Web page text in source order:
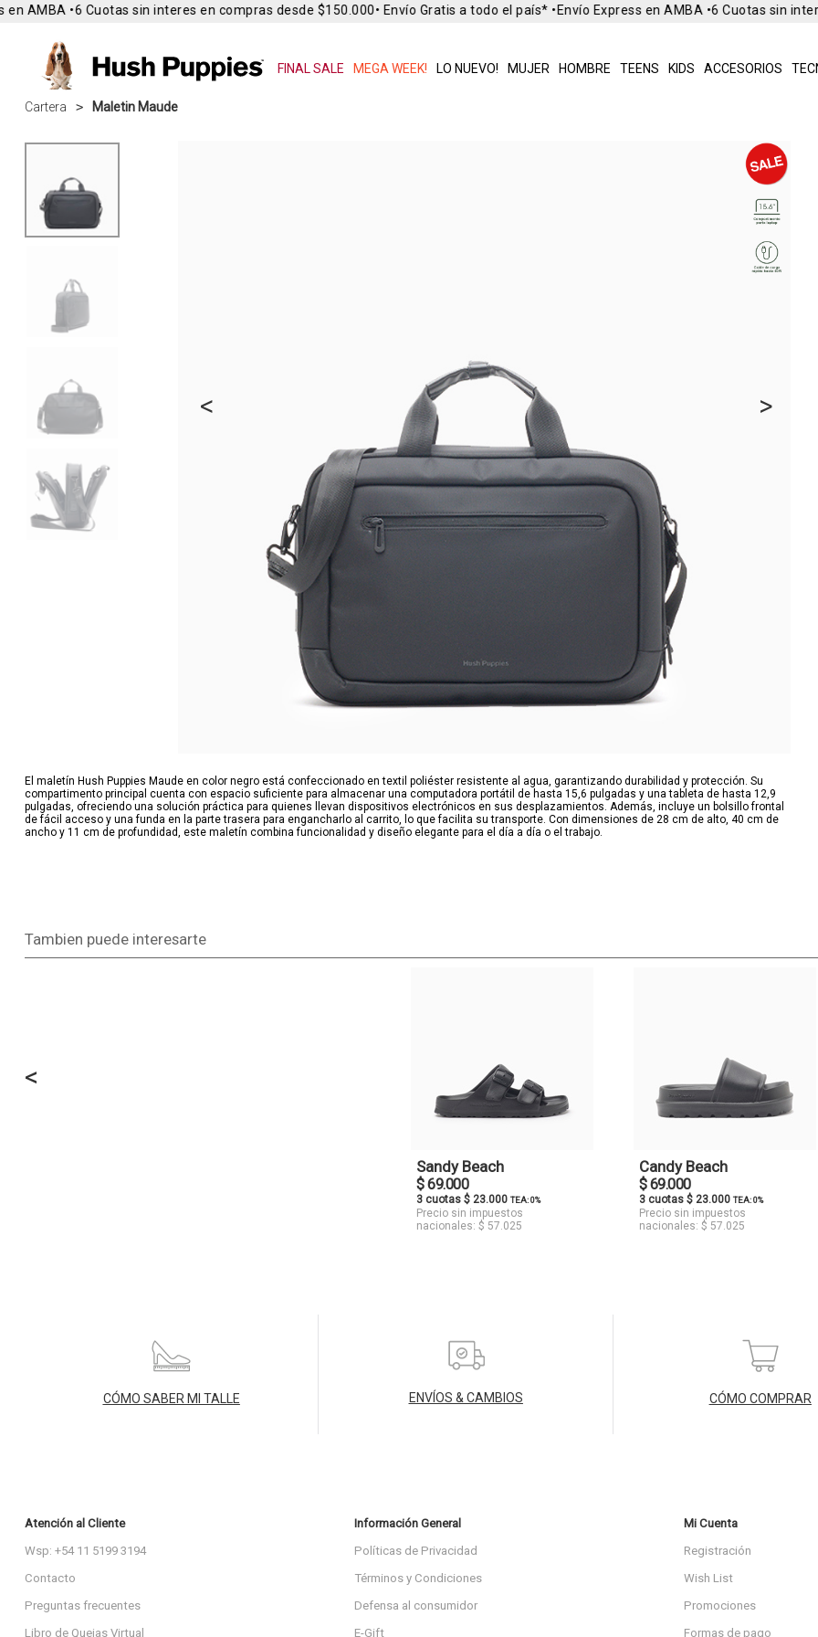
FINAL SALE MEGA WEEK! LO NUEVO! MUJER HOMBRE TEENS KIDS ACCESORIOS
AMBA •6 Cuotas sin interes en compras desde $150.000• Envío Gratis a todo el país* •Envío Express en AMBA •6 Cuotas sin
Cartera Maletin Maude
< >
El maletín Hush Puppies Maude en color negro está confeccionado en textil poliéster resistente al agua, garantizando durabilidad y protección. Su
compartimento principal cuenta con espacio suficiente para almacenar una computadora portátil de hasta 15,6 pulgadas y una tableta de hasta 12,9
pulgadas, ofreciendo una solución práctica para quienes llevan dispositivos electrónicos en sus desplazamientos. Además, incluye un bolsillo frontal
de fácil acceso y una funda en la parte trasera para engancharlo al carrito, lo que facilita su transporte. Con dimensiones de 28 cm de alto, 40 cm de
ancho y 11 cm de profundidad, este maletín combina funcionalidad y diseño elegante para el día a día o el trabajo.
Tambien puede interesarte
<
Sandy Beach
$ 69.000
3 cuotas $ 23.000TEA: 0%
Precio sin impuestos
nacionales: $ 57.025
Candy Beach
$ 69.000
3 cuotas $ 23.000 TEA: 0%
Precio sin impuestos
nacionales: $ 57.025
CÓMO SABER MI TALLE ENVÍOS & CAMBIOS CÓMO COMPRAR
Atención al Cliente
Wsp: +54 11 5199 3194
Contacto
Preguntas frecuentes
Libro de Quejas Virtual
Información General
Políticas de Privacidad
Términos y Condiciones
Defensa al consumidor
E-Gift
Mi Cuenta
Registración
Wish List
Promociones
Formas de pago